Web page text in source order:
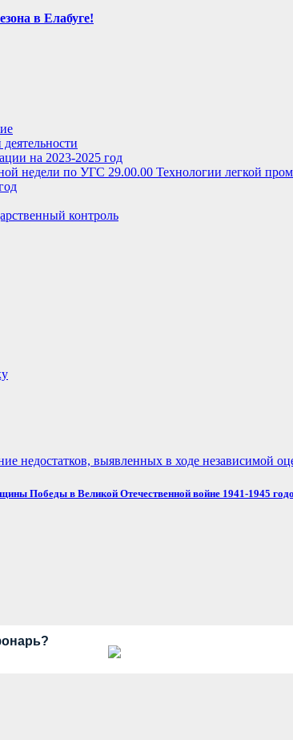
в Елабуге!
на 2023-2025 год
недели по УГС 29.00.00 Технологии легкой
контроль
недостатков, выявленных в ходе независимой
Победы в Великой Отечественной войне 1941-1945